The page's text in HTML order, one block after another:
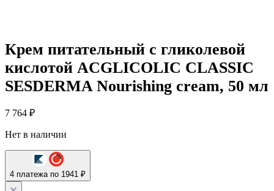
Крем питательный с гликолевой
кислотой ACGLICOLIC CLASSIC
SESDERMA Nourishing cream, 50 мл
7 764 ₽
Нет в наличии
4 платежа по 1941 ₽